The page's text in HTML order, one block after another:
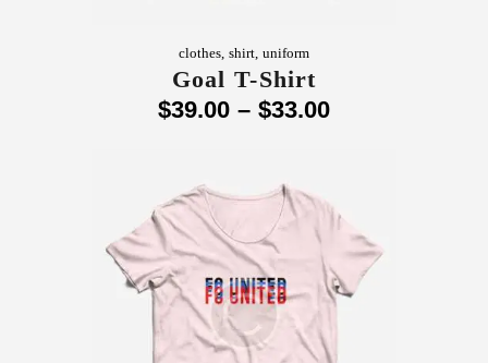
clothes,shirt,uniform
Goal T-Shirt
$33.00
–
$39.00